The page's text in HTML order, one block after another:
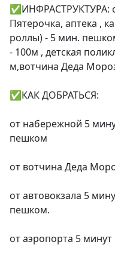
✅ИНФРАСТРУКТУРА:
Пятерочка, аптека ,
роллы) - 5 мин.
- 100м , детская
м,вотчина Деда
✅КАК ДОБРАТЬСЯ:
от набережной 5
пешком
от вотчина Деда
от автовокзала 5
пешком.
от аэропорта 5